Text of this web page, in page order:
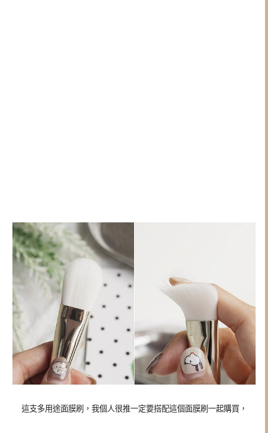
這支多用途面膜刷，我個人很推一定要搭配這個面膜刷一起購買，